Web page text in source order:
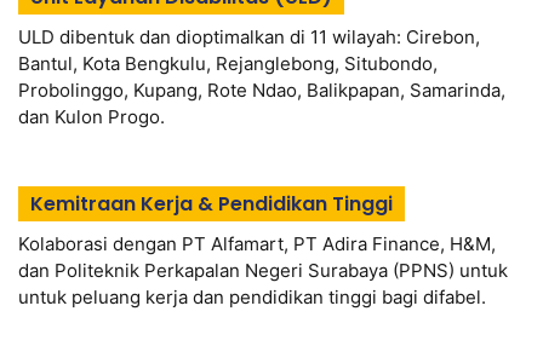
ULD dibentuk dan dioptimalkan di 11 wilayah: Cirebon,
Bantul, Kota Bengkulu, Rejanglebong, Situbondo,
Probolinggo, Kupang, Rote Ndao, Balikpapan, Samarinda,
dan Kulon Progo.
Kemitraan Kerja & Pendidikan Tinggi
Kolaborasi dengan PT Alfamart, PT Adira Finance, H&M,
dan Politeknik Perkapalan Negeri Surabaya (PPNS) untuk
untuk peluang kerja dan pendidikan tinggi bagi difabel.